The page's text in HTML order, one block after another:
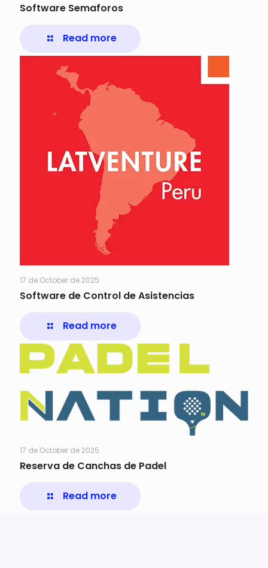
Software Semaforos
Read more
17 de October de 2025
Software de Control de Asistencias
Read more
17 de October de 2025
Reserva de Canchas de Padel
Read more